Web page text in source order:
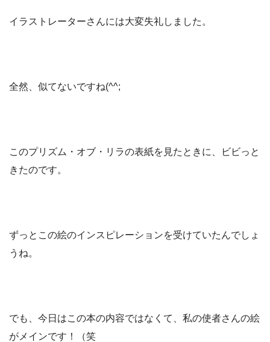
イラストレーターさんには大変失礼しました。
全然、似てないですね(^^;
このプリズム・オブ・リラの表紙を見たときに、ビビっと
きたのです。
ずっとこの絵のインスピレーションを受けていたんでしょ
うね。
でも、今日はこの本の内容ではなくて、私の使者さんの絵
がメインです！（笑